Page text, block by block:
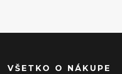
VŠETKO O NÁKUPE